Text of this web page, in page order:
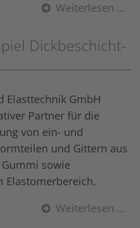
Weiterlesen …
Dick­beschicht­
Elasttechnik GmbH
Partner für die
von ein- und
und Gittern aus
sowie
Elastomerbereich.
Weiterlesen …